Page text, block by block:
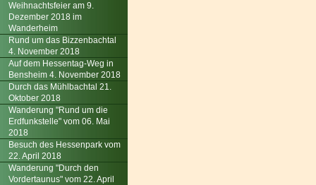
Weihnachtsfeier am 9.
Dezember 2018 im
Wanderheim
Rund um das Bizzenbachtal
4. November 2018
Auf dem Hessentag-Weg in
Bensheim 4. November 2018
Durch das Mühlbachtal 21.
Oktober 2018
Wanderung "Rund um die
Erdfunkstelle" vom 06. Mai
2018
Besuch des Hessenpark vom
22. April 2018
Wanderung "Durch den
Vordertaunus" vom 22. April